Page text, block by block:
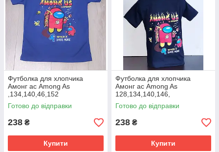
Футболка для хлопчика
Амонг ас Among As
,134,140,46,152
Готово до відправки
238 ₴
Купити
Футболка для хлопчика
Амонг ас Among As
128,134,140,146,
Готово до відправки
238 ₴
Купити